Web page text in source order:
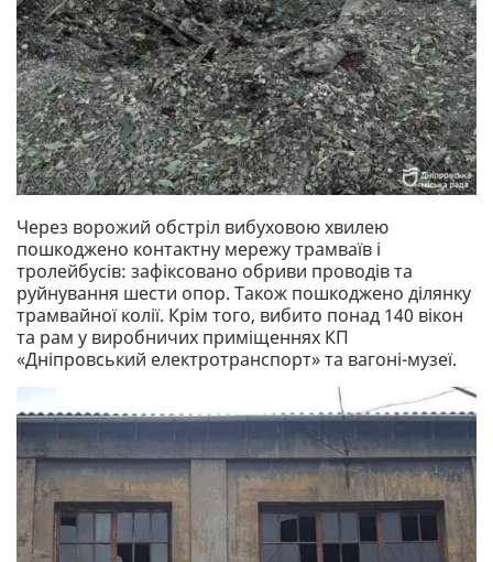
Через ворожий обстріл вибуховою хвилею
пошкоджено контактну мережу трамваїв і
тролейбусів: зафіксовано обриви проводів та
руйнування шести опор. Також пошкоджено ділянку
трамвайної колії. Крім того, вибито понад 140 вікон
та рам у виробничих приміщеннях КП
«Дніпровський електротранспорт» та вагоні-музеї.